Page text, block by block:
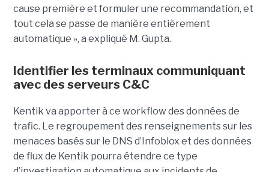
cause première et formuler une recommandation, et
tout cela se passe de manière entièrement
automatique », a expliqué M. Gupta.
Identifier les terminaux communiquant
avec des serveurs C&C
Kentik va apporter à ce workflow des données de
trafic. Le regroupement des renseignements sur les
menaces basés sur le DNS d’Infoblox et des données
de flux de Kentik pourra étendre ce type